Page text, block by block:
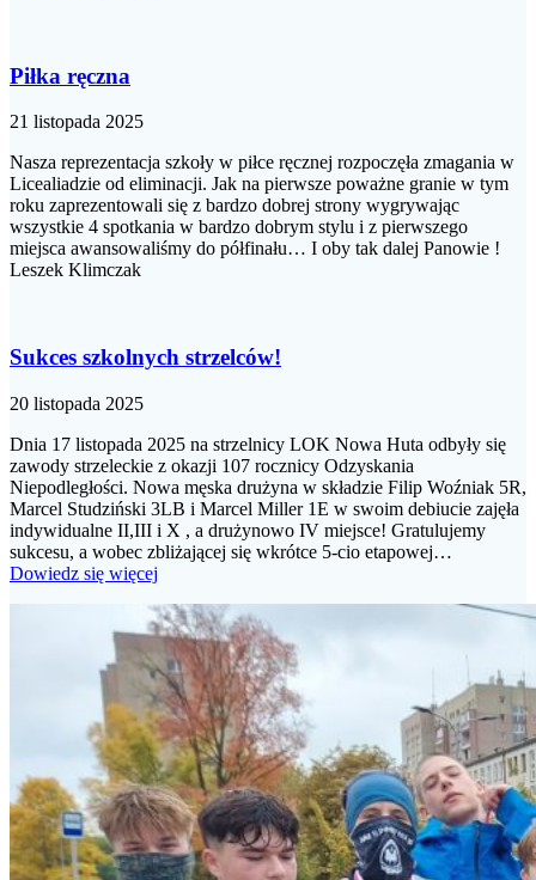
Piłka ręczna
21 listopada 2025
Nasza reprezentacja szkoły w piłce ręcznej rozpoczęła zmagania w
Licealiadzie od eliminacji. Jak na pierwsze poważne granie w tym
roku zaprezentowali się z bardzo dobrej strony wygrywając
wszystkie 4 spotkania w bardzo dobrym stylu i z pierwszego
miejsca awansowaliśmy do półfinału… I oby tak dalej Panowie !
Leszek Klimczak
Sukces szkolnych strzelców!
20 listopada 2025
Dnia 17 listopada 2025 na strzelnicy LOK Nowa Huta odbyły się
zawody strzeleckie z okazji 107 rocznicy Odzyskania
Niepodległości. Nowa męska drużyna w składzie Filip Woźniak 5R,
Marcel Studziński 3LB i Marcel Miller 1E w swoim debiucie zajęła
indywidualne II,III i X , a drużynowo IV miejsce! Gratulujemy
sukcesu, a wobec zbliżającej się wkrótce 5-cio etapowej…
Dowiedz się więcej